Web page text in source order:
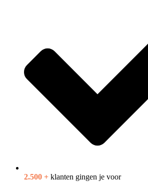
2.500 + klanten gingen je voor